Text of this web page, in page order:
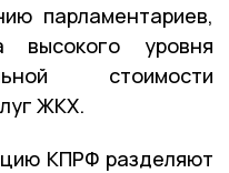
парламентариев,
высокого уровня
стоимости
ЖКХ.
КПРФ разделяют